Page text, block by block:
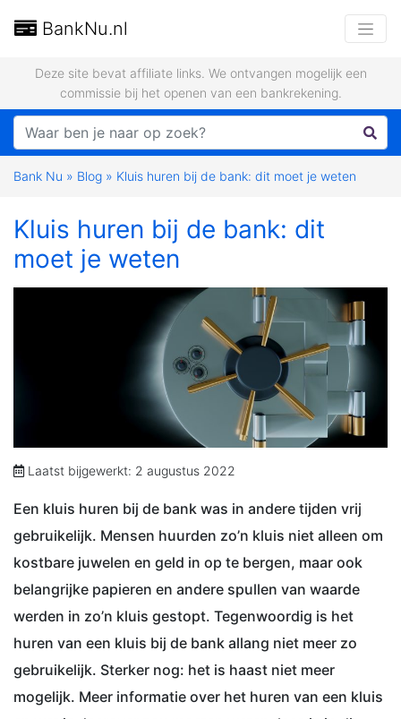
BankNu.nl
Deze site bevat affiliate links. We ontvangen mogelijk een
commissie bij het openen van een bankrekening.
Bank Nu » Blog » Kluis huren bij de bank: dit moet je weten
Kluis huren bij de bank: dit
moet je weten
Laatst bijgewerkt: 2 augustus 2022
Een kluis huren bij de bank was in andere tijden vrij
gebruikelijk. Mensen huurden zo’n kluis niet alleen om
kostbare juwelen en geld in op te bergen, maar ook
belangrijke papieren en andere spullen van waarde
werden in zo’n kluis gestopt. Tegenwoordig is het
huren van een kluis bij de bank allang niet meer zo
gebruikelijk. Sterker nog: het is haast niet meer
mogelijk. Meer informatie over het huren van een kluis